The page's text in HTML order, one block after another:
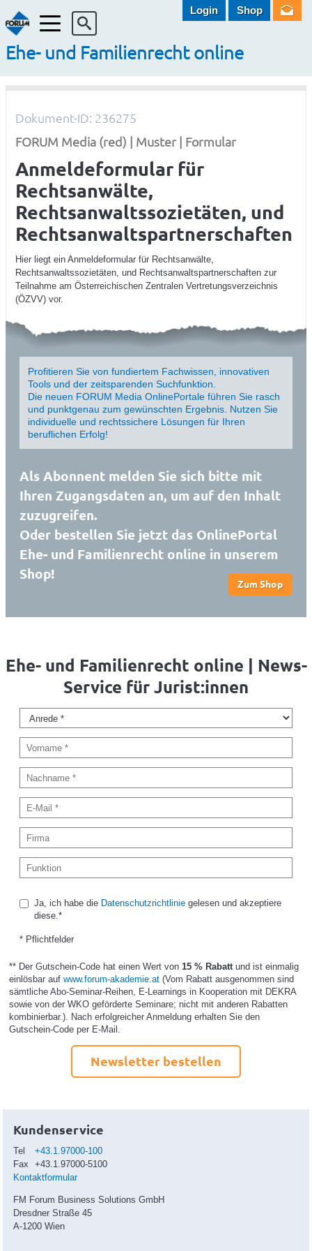
Menü
Ehe- und Familienrecht online
Login Shop
Dokument-ID: 236275
FORUM Media (red) | Muster | Formular
Anmeldeformular für
Rechtsanwälte,
Rechtsanwaltssozietäten, und
Rechtsanwaltspartnerschaften
Hier liegt ein Anmeldeformular für Rechtsanwälte,
Rechtsanwaltssozietäten, und Rechtsanwaltspartnerschaften zur
Teilnahme am Österreichischen Zentralen Vertretungsverzeichnis
(ÖZVV) vor.
Profitieren Sie von fundiertem Fachwissen, innovativen
Tools und der zeitsparenden Suchfunktion.
Die neuen FORUM Media OnlinePortale führen Sie rasch
und punktgenau zum gewünschten Ergebnis. Nutzen Sie
individuelle und rechtssichere Lösungen für Ihren
beruflichen Erfolg!
Als Abonnent melden Sie sich bitte mit
Ihren Zugangsdaten an, um auf den Inhalt
zuzugreifen.
Oder bestellen Sie jetzt das OnlinePortal
Ehe- und Familienrecht online in unserem
Shop!
Zum Shop
Ehe- und Familienrecht online | News-
Service für Jurist:innen
Ja, ich habe die Datenschutzrichtliniegelesen und akzeptiere
diese.*
* Pflichtfelder
** Der Gutschein-Code hat einen Wert von 15 % Rabatt und ist einmalig
einlösbar auf www.forum-akademie.at(Vom Rabatt ausgenommen sind
sämtliche Abo-Seminar-Reihen, E-Learnings in Kooperation mit DEKRA
sowie von der WKO geförderte Seminare; nicht mit anderen Rabatten
kombinierbar.). Nach erfolgreicher Anmeldung erhalten Sie den
Gutschein-Code per E-Mail.
Newsletter bestellen
Kundenservice
Tel
+43.1.97000-100
Fax
+43.1.97000-5100
Kontaktformular
FM Forum Business Solutions GmbH
Dresdner Straße 45
A-1200 Wien